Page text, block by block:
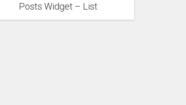
Posts Widget – List